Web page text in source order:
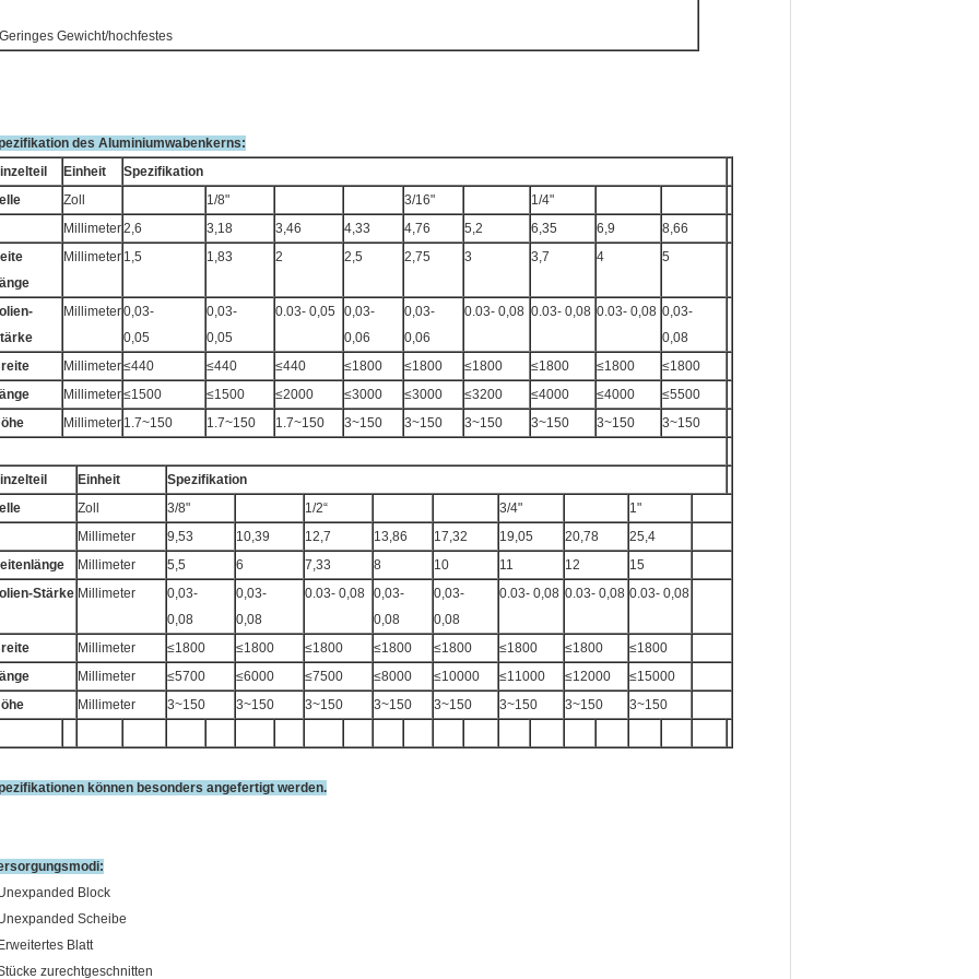
Gewicht/hochfestes
des Aluminiumwabenkerns:
Einheit
Spezifikation
Zoll 1/8" 3/16"
1/4"
Millimeter2,6 3,18 3,46 4,33 4,76 5,2 6,35 6,9
8,66
Millimeter 1,5 1,83 2 2,5 2,75 3 3,7 4 5
Millimeter0,03-
0,05
0,03-
0,05
0.03- 0,05
0,03-
0,06
0,03-
0,06
0.03- 0,08 0.03- 0,08 0.03- 0,08 0,03-
0,08
Millimeter≤440 ≤440 ≤440 ≤1800 ≤1800 ≤1800 ≤1800 ≤1800
≤1800
Millimeter≤1500 ≤1500 ≤2000 ≤3000 ≤3000 ≤3200 ≤4000 ≤4000
≤5500
Millimeter 1.7~150 1.7~150 1.7~150 3~150 3~150 3~150 3~150 3~150 3~150
Einheit
Spezifikation
Zoll 3/8" 1/2“ 3/4"
1"
Millimeter
9,53 10,39 12,7 13,86 17,32 19,05 20,78
25,4
Millimeter 5,5 6 7,33 8 10 11 12
15
Stärke Millimeter
0,03-
0,08
0,03-
0,08
0.03- 0,08 0,03-
0,08
0,03-
0,08
0.03- 0,08 0.03- 0,08 0.03- 0,08
Millimeter ≤1800 ≤1800 ≤1800 ≤1800 ≤1800 ≤1800 ≤1800
≤1800
Millimeter ≤5700 ≤6000 ≤7500 ≤8000 ≤10000 ≤11000 ≤12000
≤15000
Millimeter 3~150 3~150 3~150 3~150 3~150 3~150 3~150 3~150
können besonders angefertigt werden.
Block
Scheibe
Blatt
zurechtgeschnitten